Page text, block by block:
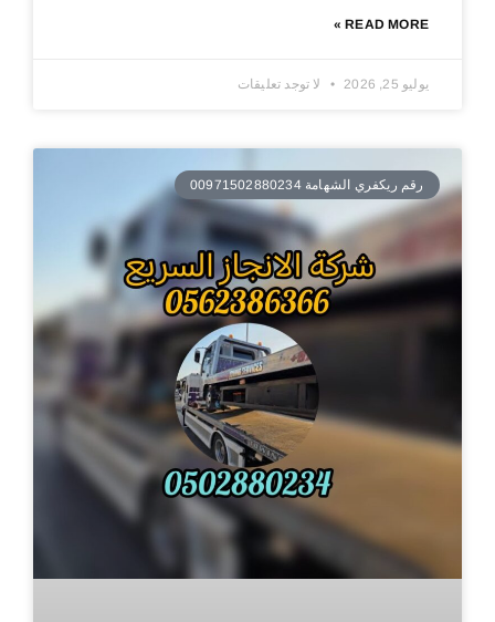
READ MORE »
يوليو 25, 2026 لا توجد تعليقات
رقم ريكفري الشهامة 00971502880234